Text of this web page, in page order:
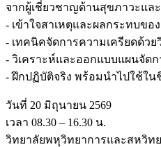
จากผู้เชี่ยวชาญด้านสุขภาวะแล
- เข้าใจสาเหตุและผลกระทบขอ
- เทคนิคจัดการความเครียดด้วย
- วิเคราะห์และออกแบบแผนจัด
- ฝึกปฏิบัติจริง พร้อมนำไปใช้ใน
วันที่ 20 มิถุนายน 2569
เวลา 08.30 – 16.30 น.
วิทยาลัยพหุวิทยาการและสหวิท